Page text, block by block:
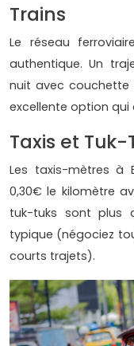
Trains
Le réseau
authentique. Un
nuit avec couchette
excellente option
Taxis et Tuk-
Les taxis-mètres à
0,30€ le kilomètre
tuk-tuks sont plus
typique (négociez
courts trajets).